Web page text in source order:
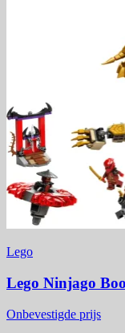
Lego
Lego Ninjago
Onbevestigde prijs